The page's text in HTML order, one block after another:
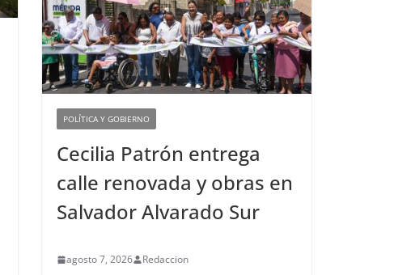
POLÍTICA Y GOBIERNO
Cecilia Patrón entrega
calle renovada y obras en
Salvador Alvarado Sur
agosto 7, 2026 Redaccion